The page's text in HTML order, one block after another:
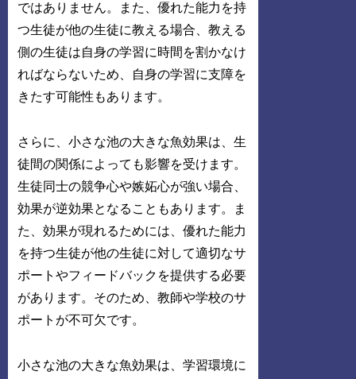
ではありません。また、優れた能力を持
つ生徒が他の生徒に教える場合、教える
側の生徒は自身の学習に時間を割かなけ
ればならないため、自身の学習に支障を
きたす可能性もあります。
さらに、小さな池の大きな魚効果は、生
徒間の関係によっても影響を受けます。
生徒同士の競争心や嫉妬心が強い場合、
効果が逆効果となることもあります。ま
た、効果が現れるためには、優れた能力
を持つ生徒が他の生徒に対して適切なサ
ポートやフィードバックを提供する必要
があります。そのため、教師や学校のサ
ポートが不可欠です。
小さな池の大きな魚効果は、学習環境に